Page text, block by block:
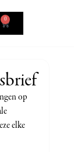
0
op
elke